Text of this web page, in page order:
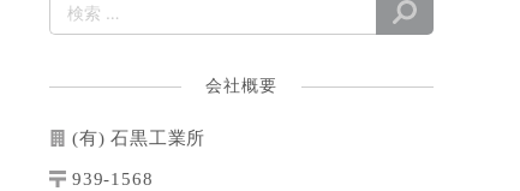
会社概要
(有) 石黒工業所
939-1568